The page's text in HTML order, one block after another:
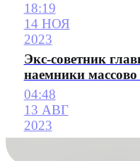
18:19
14 НОЯ
2023
Экс-советник
наемники
04:48
13 АВГ
2023